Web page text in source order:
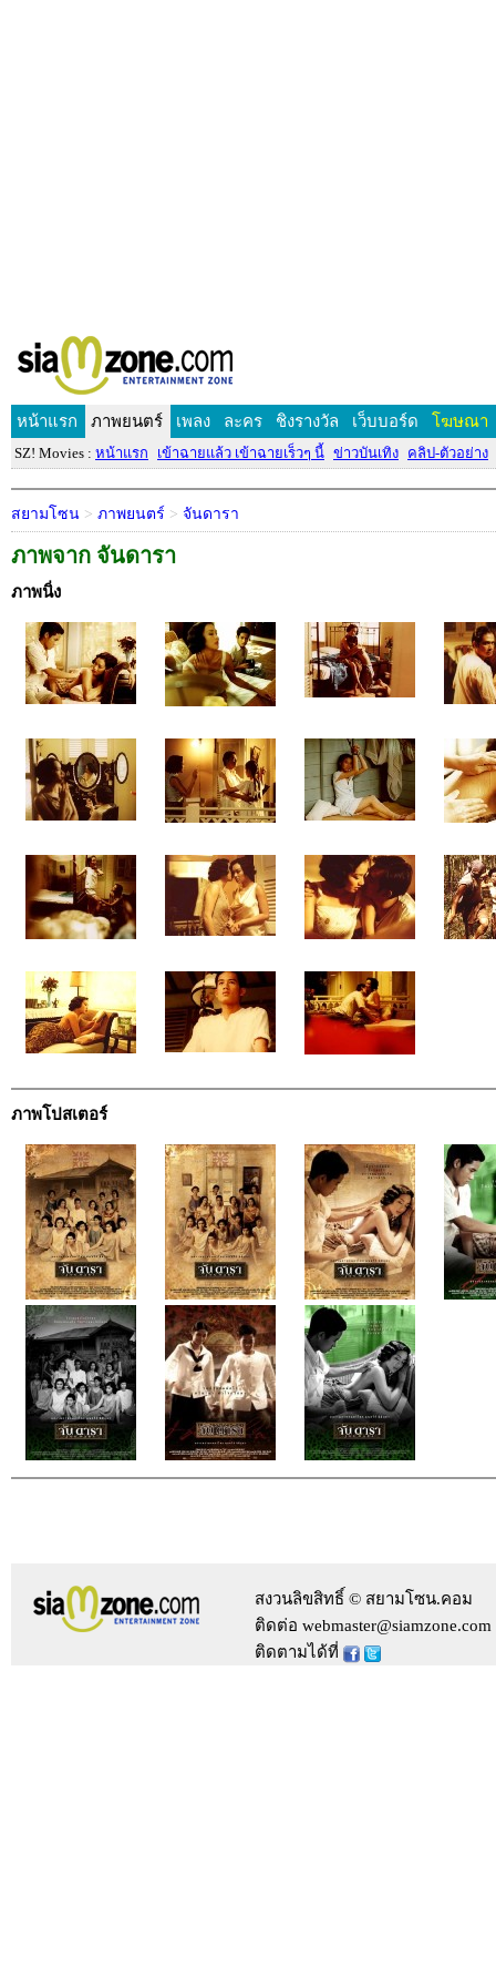
หน้าแรก ภาพยนตร์ เพลง ละคร ชิงรางวัล เว็บบอร์ด โฆษณา
SZ! Movies : หน้าแรก เข้าฉายแล้ว เข้าฉายเร็วๆ นี้ ข่าวบันเทิง คลิป-ตัวอย่าง
สยามโซน > ภาพยนตร์ > จันดารา
ภาพจาก จันดารา
ภาพนิ่ง
ภาพโปสเตอร์
สงวนลิขสิทธิ์ © สยามโซน.คอม
ติดต่อ webmaster@siamzone.com
ติดตามได้ที่